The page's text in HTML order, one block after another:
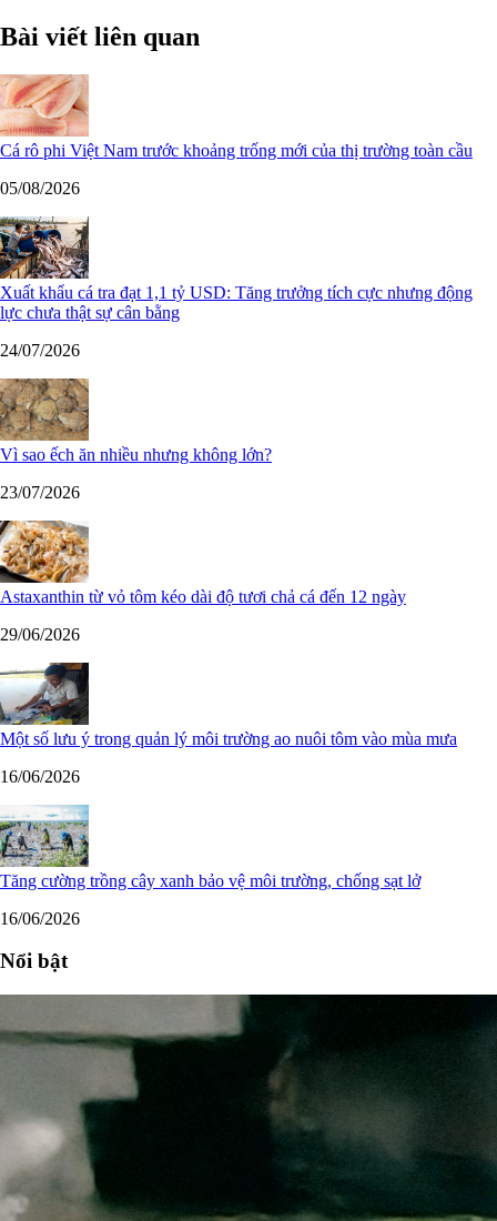
Bài viết liên quan
Cá rô phi Việt Nam trước khoảng trống mới của thị trường toàn cầu
05/08/2026
Xuất khẩu cá tra đạt 1,1 tỷ USD: Tăng trưởng tích cực nhưng động
lực chưa thật sự cân bằng
24/07/2026
Vì sao ếch ăn nhiều nhưng không lớn?
23/07/2026
Astaxanthin từ vỏ tôm kéo dài độ tươi chả cá đến 12 ngày
29/06/2026
Một số lưu ý trong quản lý môi trường ao nuôi tôm vào mùa mưa
16/06/2026
Tăng cường trồng cây xanh bảo vệ môi trường, chống sạt lở
16/06/2026
Nổi bật